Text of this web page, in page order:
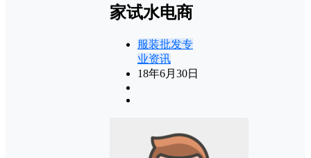
家试水电商
服装批发专
业资讯
18年6月30日